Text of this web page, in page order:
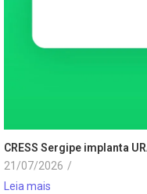
CRESS Sergipe implanta
21/07/2026 /
Leia mais